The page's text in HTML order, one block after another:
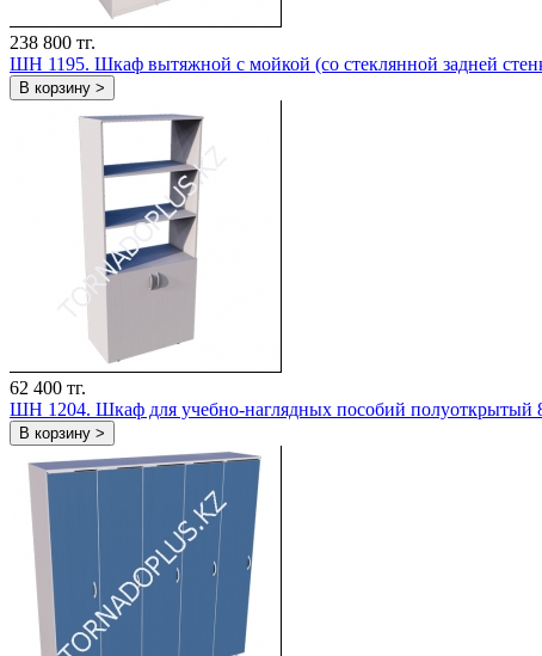
238 800 тг.
ШН 1195. Шкаф вытяжной с мойкой (со стеклянной задней
В корзину >
62 400 тг.
ШН 1204. Шкаф для учебно-наглядных пособий полуоткрытый
В корзину >